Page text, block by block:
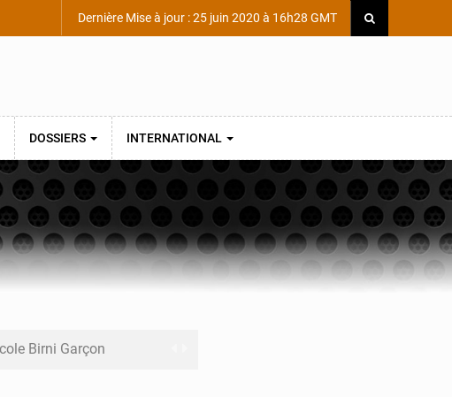
Dernière Mise à jour : 25 juin 2020 à 16h28 GMT
DOSSIERS INTERNATIONAL
Birni Garçon